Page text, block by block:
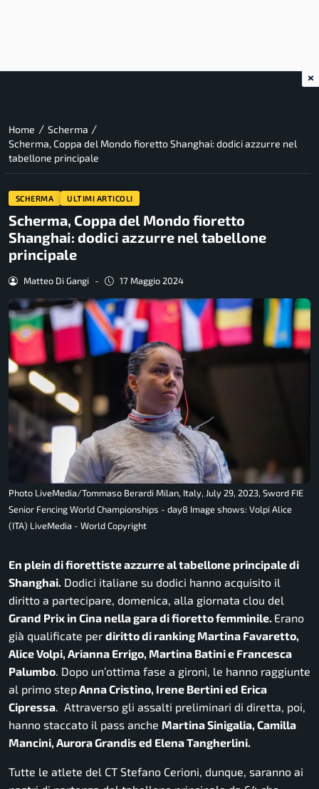
Home / Scherma /
Scherma, Coppa del Mondo fioretto Shanghai: dodici azzurre nel
tabellone principale
SCHERMA ULTIMI ARTICOLI
Scherma, Coppa del Mondo fioretto
Shanghai: dodici azzurre nel tabellone
principale
Matteo Di Gangi - 17 Maggio 2024
Photo LiveMedia/Tommaso Berardi Milan, Italy, July 29, 2023, Sword FIE
Senior Fencing World Championships - day8 Image shows: Volpi Alice
(ITA) LiveMedia - World Copyright
En plein di fiorettiste azzurre al tabellone principale di
Shanghai. Dodici italiane su dodici hanno acquisito il
diritto a partecipare, domenica, alla giornata clou del
Grand Prix in Cina nella gara di fioretto femminile. Erano
già qualificate per diritto di ranking Martina Favaretto,
Alice Volpi, Arianna Errigo, Martina Batini e Francesca
Palumbo. Dopo un’ottima fase a gironi, le hanno raggiunte
al primo stepAnna Cristino, Irene Bertini ed Erica
Cipressa. Attraverso gli assalti preliminari di diretta, poi,
hanno staccato il pass anche Martina Sinigalia, Camilla
Mancini, Aurora Grandis ed Elena Tangherlini.
Tutte le atlete del CT Stefano Cerioni, dunque, saranno ai
×